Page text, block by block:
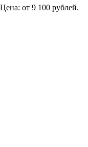
Цена: от 9 100 рублей.